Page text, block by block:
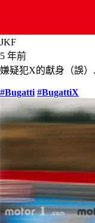
JKF
5 年前
嫌疑犯X的獻身（誤）
#Bugatti #BugattiX